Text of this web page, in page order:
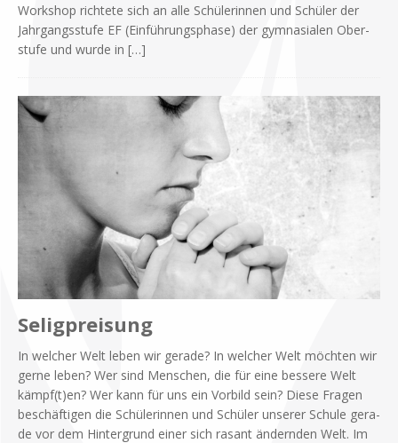
Work­shop rich­te­te sich an alle Schü­le­rin­nen und Schü­ler der
Jahr­gangs­stu­fe EF (Ein­füh­rungs­pha­se) der gym­na­sia­len Ober­
stu­fe und wur­de in […]
Seligpreisung
In wel­cher Welt le­ben wir ge­ra­de? In wel­cher Welt möch­ten wir
ger­ne le­ben? Wer sind Men­schen, die für eine bes­se­re Welt
kämpf(t)en? Wer kann für uns ein Vor­bild sein? Die­se Fra­gen
be­schäf­ti­gen die Schü­le­rin­nen und Schü­ler un­se­rer Schu­le ge­ra­
de vor dem Hin­ter­grund ei­ner sich ra­sant än­dern­den Welt. Im